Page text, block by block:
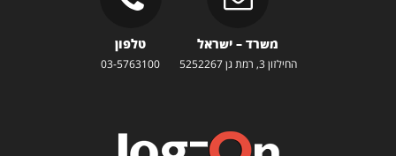
משרד – ישראל
החילזון 3, רמת גן 5252267
טלפון
03-5763100